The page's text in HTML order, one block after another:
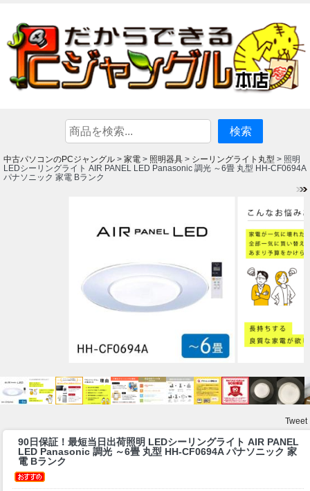
中古パソコンのPCジャングル > 家電 > 照明器具 > シーリングライト丸型 > 照明
LEDシーリングライト AIR PANEL LED Panasonic 調光 ～6畳 丸型 HH-CF0694A
パナソニック 家電 Bランク
Tweet
90日保証！最短当日出荷照明 LEDシーリングライト AIR PANEL
LED Panasonic 調光 ～6畳 丸型 HH-CF0694A パナソニック 家
電 Bランク